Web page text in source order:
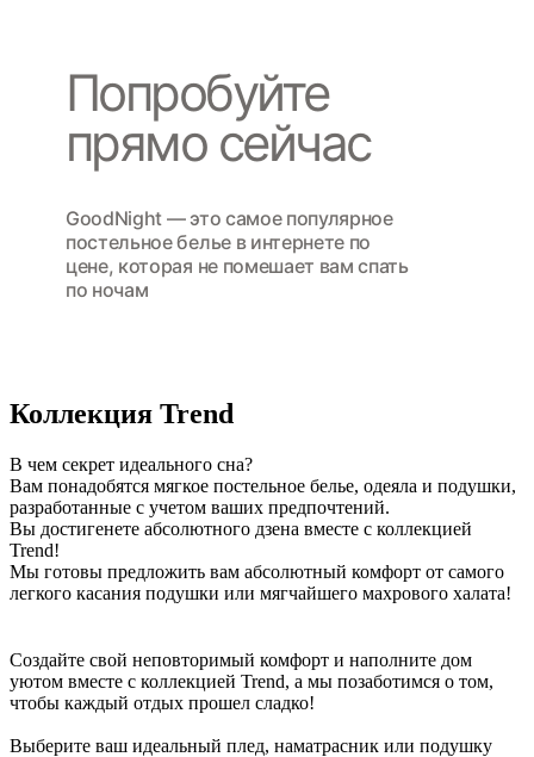
Попробуйте
прямо сейчас
GoodNight — это cамое популярное
постельное белье в интернете по
цене, которая не помешает вам спать
по ночам
Коллекция Trend
В чем секрет идеального сна?
Вам понадобятся мягкое постельное белье, одеяла и подушки,
разработанные с учетом ваших предпочтений.
Вы достигенете абсолютного дзена вместе с коллекцией
Trend!
Мы готовы предложить вам абсолютный комфорт от самого
легкого касания подушки или мягчайшего махрового халата!
Создайте свой неповторимый комфорт и наполните дом
уютом вместе с коллекцией Trend, а мы позаботимся о том,
чтобы каждый отдых прошел сладко!
Выберите ваш идеальный плед, наматрасник или подушку